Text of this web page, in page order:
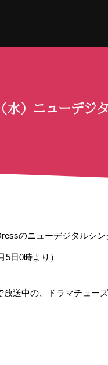
水）ニューデジ
のニューデジタルシン
日0時より）
放送中の、ドラマチュー